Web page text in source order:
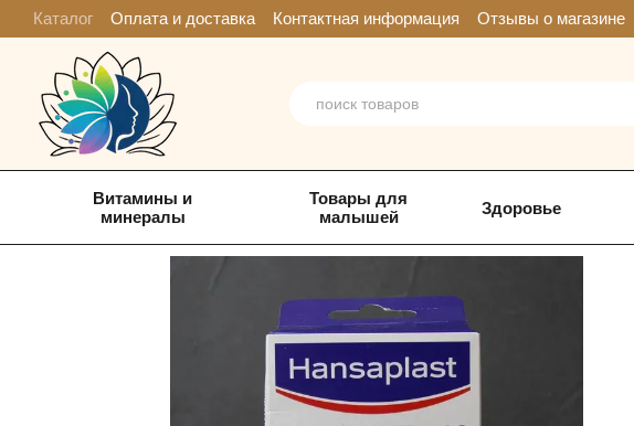
Перейти к основному контенту
Каталог Оплата и доставка Контактная информация Отзывы о магазине
Витамины и
минералы
Товары для
малышей
Здоровье